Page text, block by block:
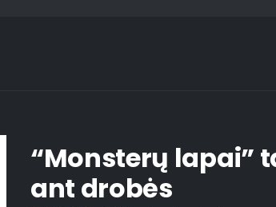
“Monsterų lapai”
ant drobės